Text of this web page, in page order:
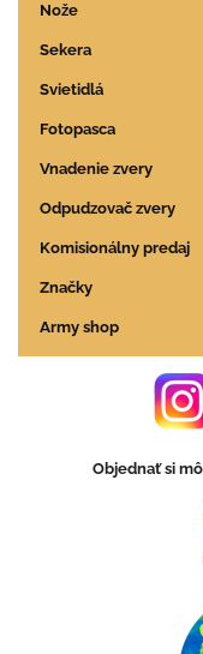
Nože
Sekera
Svietidlá
Fotopasca
Vnadenie zvery
Odpudzovač zvery
Komisionálny predaj
Značky
Army shop
Objednať si